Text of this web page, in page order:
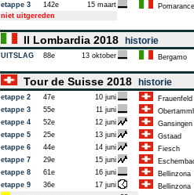
etappe 3
142e 15 maart
Pomarance
niet uitgereden
Il Lombardia 2018 historie
UITSLAG 88e 13 oktober Bergamo
Tour de Suisse 2018 historie
etappe 2 47e 10 juni
Frauenfeld
etappe 3
55e 11 juni
etappe 4
52e 12 juni
Gansingen
etappe 5
25e 13 juni
Gstaad
etappe 6
44e 14 juni
Fiesch
etappe 7
29e 15 juni
etappe 8
61e 16 juni
Bellinzona
etappe 9
36e 17 juni
Bellinzona